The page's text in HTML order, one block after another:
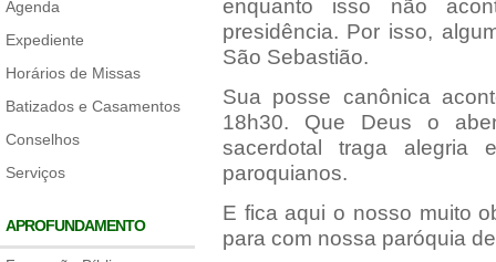
Agenda
Expediente
Horários de Missas
Batizados e Casamentos
Conselhos
Serviços
APROFUNDAMENTO
enquanto isso não
presidência. Por isso,
São Sebastião.
Sua posse canônica
18h30. Que Deus o
sacerdotal traga
paroquianos.
E fica aqui o nosso muito
para com nossa paróquia